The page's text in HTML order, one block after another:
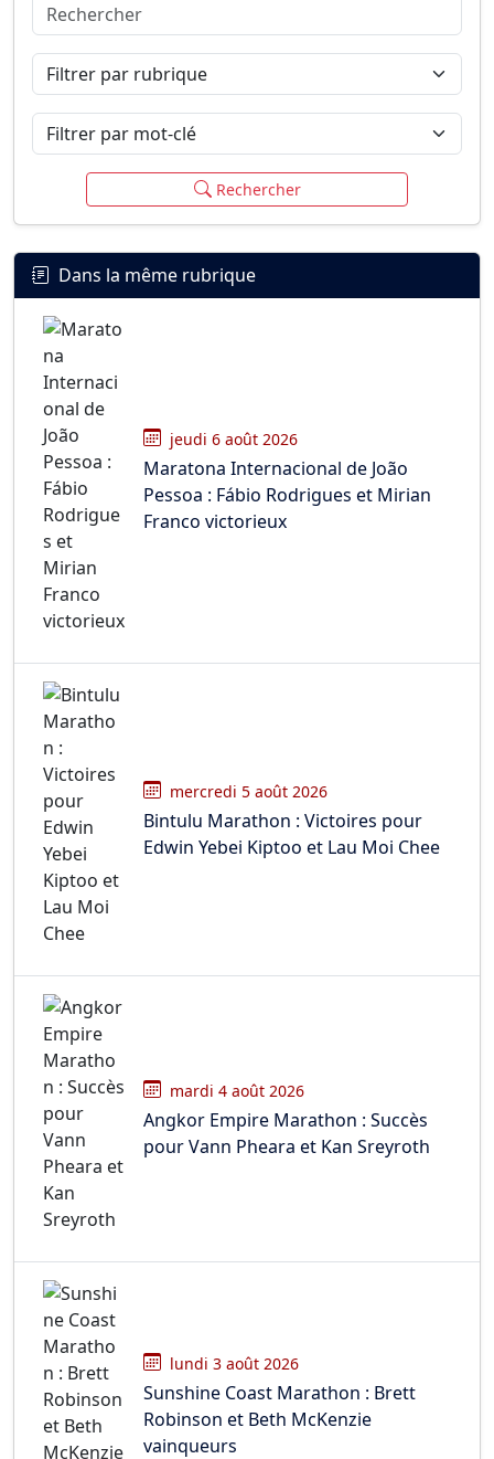
Connexion
Rechercher
Filtrer par rubrique
Filtrer par mot-clé
Rechercher
Dans la même rubrique
jeudi 6 août 2026
Maratona Internacional de João
Pessoa : Fábio Rodrigues et Mirian
Franco victorieux
mercredi 5 août 2026
Bintulu Marathon : Victoires pour
Edwin Yebei Kiptoo et Lau Moi Chee
mardi 4 août 2026
Angkor Empire Marathon : Succès
pour Vann Pheara et Kan Sreyroth
lundi 3 août 2026
Sunshine Coast Marathon : Brett
Robinson et Beth McKenzie
vainqueurs